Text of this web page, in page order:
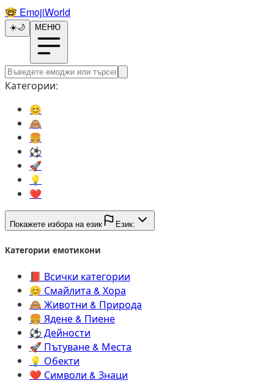
🤓️ EmojiWorld
☀️🌙 МЕНЮ
Категории:
😊️
🙈️
🍔️
⚽️
🚀️
💡️
❤️
Покажете избора на език Език:
Категории емотикони
📕️ Всички категории
😊️ Смайлита & Хора
🙈️ Животни & Природа
🍔️ Ядене & Пиене
⚽️ Дейности
🚀️ Пътуване & Места
💡️ Обекти
❤️ Символи & Знаци